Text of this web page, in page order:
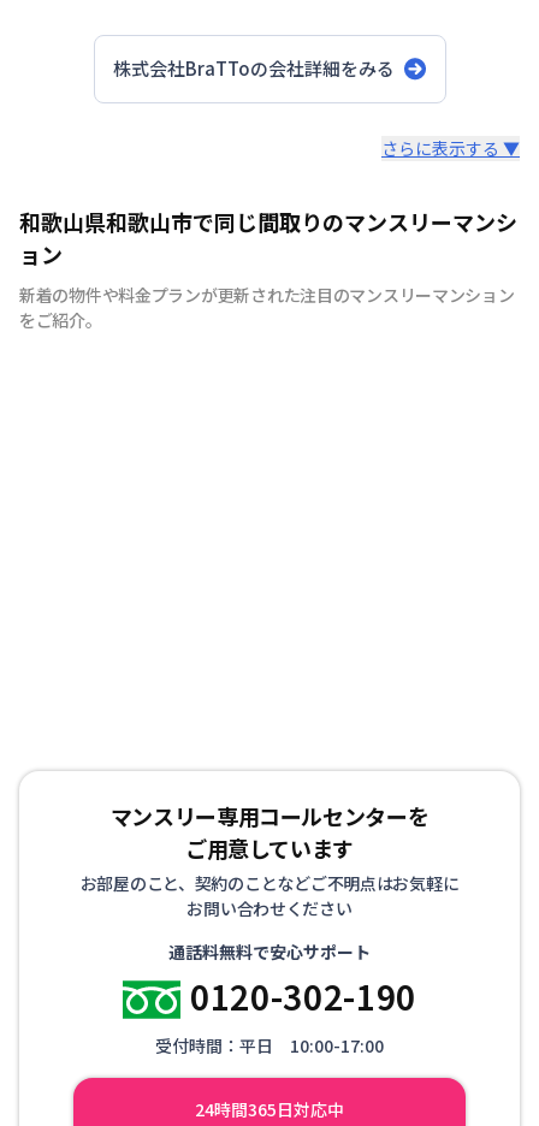
株式会社BraTToの会社詳細をみる
全国の主要都市を中心に、即日から利用可能なウィークリ
ーマンションやマンスリーマンションを紹介しておりま
す。大学受験、単身赴任など様々な用途でお使い いただ
ける『BraTTo×weekly＆monthly』をぜひご利用くださ
い。 敷金・礼金はかかりません。電気・ガス・水道の手
さらに表示する ▼
和歌山県和歌山市で同じ間取りのマンスリーマンシ
ョン
新着の物件や料金プランが更新された注目のマンスリーマンション
をご紹介。
マンスリー専用コールセンターを
ご用意しています
お部屋のこと、契約のことなどご不明点はお気軽に
お問い合わせください
通話料無料で安心サポート
0120-302-190
受付時間：平日 10:00-17:00
24時間365日対応中